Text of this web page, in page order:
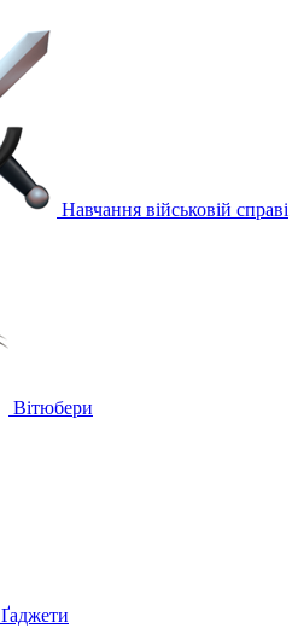
Навчання військовій справі
Вітюбери
Ґаджети